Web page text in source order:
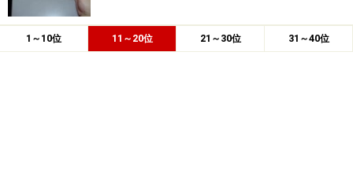
1～10位 11～20位 21～30位 31～40位